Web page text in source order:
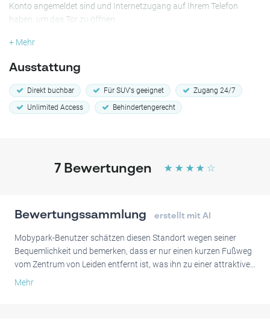
Noorderpark Groenoord Leiden im Voraus zu reservieren - eine
ideale Lösung für Ihren Parkbedarf!
Konto angemeldet sind und Internetzugang auf Ihrem Telefon
haben, um das Tor zu öffnen.
+ Mehr
Ausstattung
Direkt buchbar Für SUV's geeignet
Zugang 24/7
Unlimited Access
Behindertengerecht
7 Bewertungen ☆ ☆ ☆ ☆ ☆
Bewertungssammlung erstellt mit AI
Mobypark-Benutzer schätzen diesen Standort wegen seiner
Bequemlichkeit und bemerken, dass er nur einen kurzen Fußweg
vom Zentrum von Leiden entfernt ist, was ihn zu einer attraktiven
Option für Besucher macht. Nutzer haben die Einfachheit der
Mehr